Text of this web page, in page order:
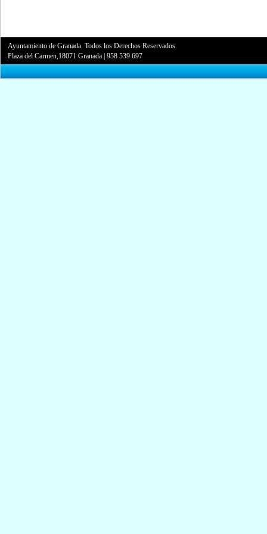
Ayuntamiento de Granada. Todos los Derechos Reservados.
Plaza del Carmen,18071 Granada |958 539 697